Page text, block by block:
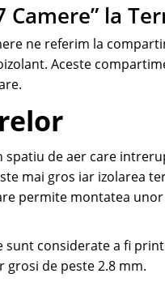
Camere” la
ne referim la
Aceste
spatiu de aer care
mai gros iar izolarea
permite montatea
sunt considerate a fi
de peste 2.8 mm.